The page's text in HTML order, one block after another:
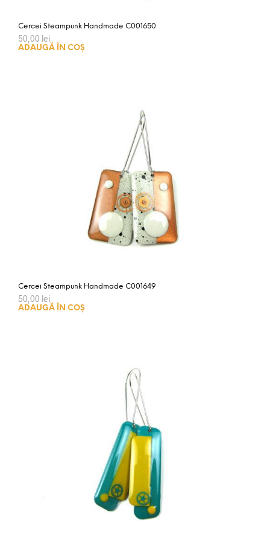
Cercei Steampunk Handmade C001650
50,00 lei
ADAUGĂ ÎN COȘ
Cercei Steampunk Handmade C001649
50,00 lei
ADAUGĂ ÎN COȘ